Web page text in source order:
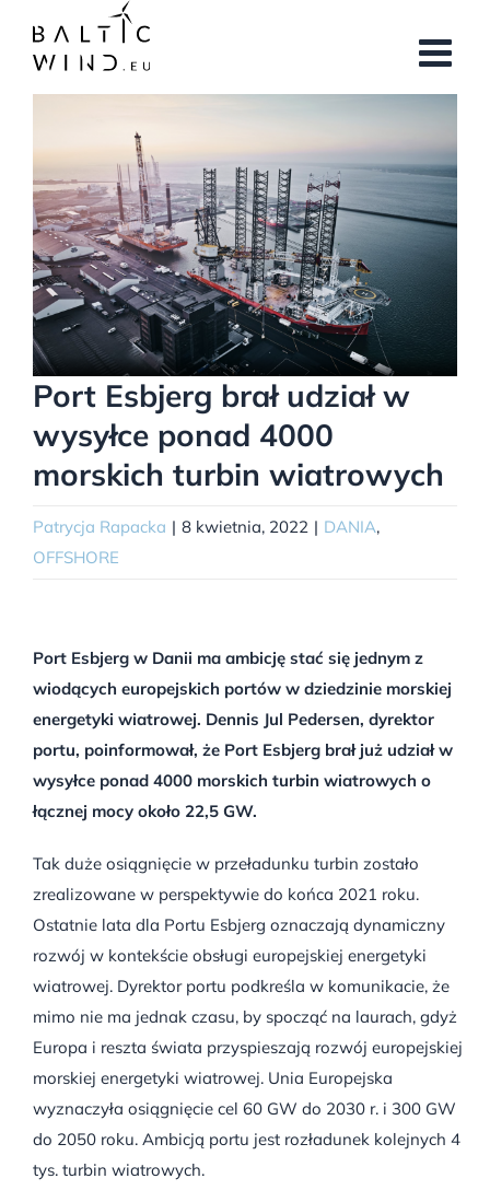
zawartości
Port Esbjerg brał udział w
wysyłce ponad 4000
morskich turbin wiatrowych
Patrycja Rapacka | 8 kwietnia, 2022 | DANIA,
OFFSHORE
Port Esbjerg w Danii ma ambicję stać się jednym z
wiodących europejskich portów w dziedzinie morskiej
energetyki wiatrowej. Dennis Jul Pedersen, dyrektor
portu, poinformował, że Port Esbjerg brał już udział w
wysyłce ponad 4000 morskich turbin wiatrowych o
łącznej mocy około 22,5 GW.
Tak duże osiągnięcie w przeładunku turbin zostało
zrealizowane w perspektywie do końca 2021 roku.
Ostatnie lata dla Portu Esbjerg oznaczają dynamiczny
rozwój w kontekście obsługi europejskiej energetyki
wiatrowej. Dyrektor portu podkreśla w komunikacie, że
mimo nie ma jednak czasu, by spocząć na laurach, gdyż
Europa i reszta świata przyspieszają rozwój europejskiej
morskiej energetyki wiatrowej. Unia Europejska
wyznaczyła osiągnięcie cel 60 GW do 2030 r. i 300 GW
do 2050 roku. Ambicją portu jest rozładunek kolejnych 4
tys. turbin wiatrowych.